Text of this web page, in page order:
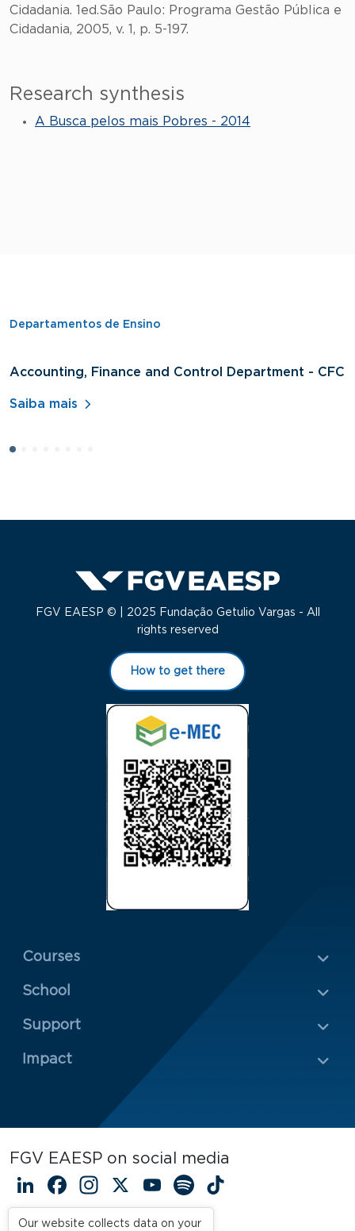
Cidadania. 1ed.São Paulo: Programa Gestão Pública e
Cidadania, 2005, v. 1, p. 5-197.
Research synthesis
A Busca pelos mais Pobres - 2014
Departamentos de Ensino
Accounting, Finance and Control Department - CFC
Saiba mais
FGV EAESP © | 2025 Fundação Getulio Vargas - All
rights reserved
How to get there
Menu Rodapé 1
Courses
School
Rodapé 2
Support
Impact
FGV EAESP on social media
LinkedIn
Facebook
Instagram
X YouTube
Spotify
Our website collects data on your